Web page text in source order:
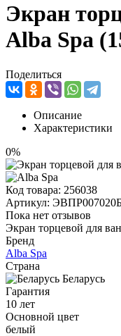
Экран
Alba Spa
Поделиться
Описание
Характеристики
0%
Код товара: 256038
Артикул:
Пока нет отзывов
Экран торцевой для
Бренд
Alba Spa
Страна
Беларусь
Гарантия
10 лет
Основной цвет
белый